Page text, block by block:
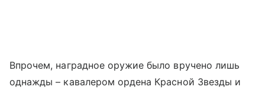
Впрочем, наградное оружие было вручено лишь
однажды – кавалером ордена Красной Звезды и